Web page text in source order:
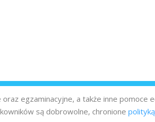
egzaminacyjne, a także inne pomoce
są dobrowolne, chronione